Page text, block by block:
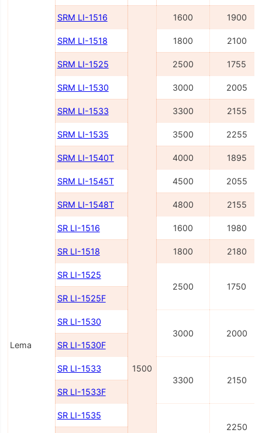
Lema
SRM LI-1516
1500
1600 1900
SRM LI-1518 1800 2100
SRM LI-1525 2500 1755
SRM LI-1530 3000 2005
SRM LI-1533 3300 2155
SRM LI-1535 3500 2255
SRM LI-1540Т 4000 1895
SRM LI-1545Т 4500 2055
SRM LI-1548Т 4800 2155
SR LI-1516 1600 1980
SR LI-1518 1800 2180
SR LI-1525
2500
1750
SR LI-1525F
SR LI-1530
3000
2000
SR LI-1530F
SR LI-1533
3300
2150
SR LI-1533F
SR LI-1535
2250